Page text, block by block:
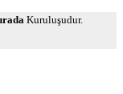
Kuruluşudur.